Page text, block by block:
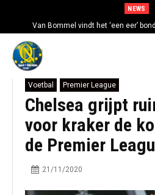
NEWS
Van Bommel vindt het ‘een eer’
Voetbal Premier League
Chelsea grijpt
voor kraker de
de Premier
21/11/2020